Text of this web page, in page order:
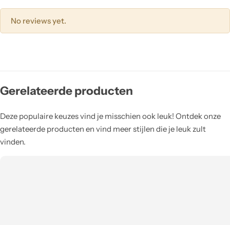
No reviews yet.
Gerelateerde producten
Deze populaire keuzes vind je misschien ook leuk! Ontdek onze
gerelateerde producten en vind meer stijlen die je leuk zult
vinden.